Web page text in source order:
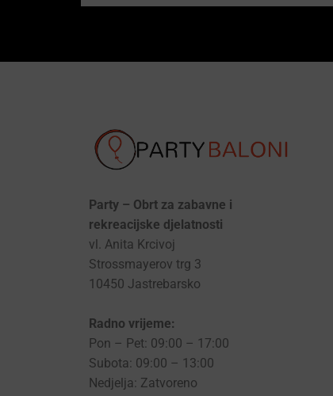
Party – Obrt za zabavne i
rekreacijske djelatnosti
vl. Anita Krcivoj
Strossmayerov trg 3
10450 Jastrebarsko
Radno vrijeme:
Pon – Pet: 09:00 – 17:00
Subota: 09:00 – 13:00
Nedjelja: Zatvoreno